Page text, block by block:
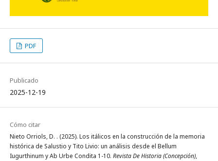
PDF
Publicado
2025-12-19
Cómo citar
Nieto Orriols, D. . (2025). Los itálicos en la construcción de la memoria
histórica de Salustio y Tito Livio: un análisis desde el Bellum
Iugurthinum y Ab Urbe Condita 1-10. Revista De Historia (Concepción),